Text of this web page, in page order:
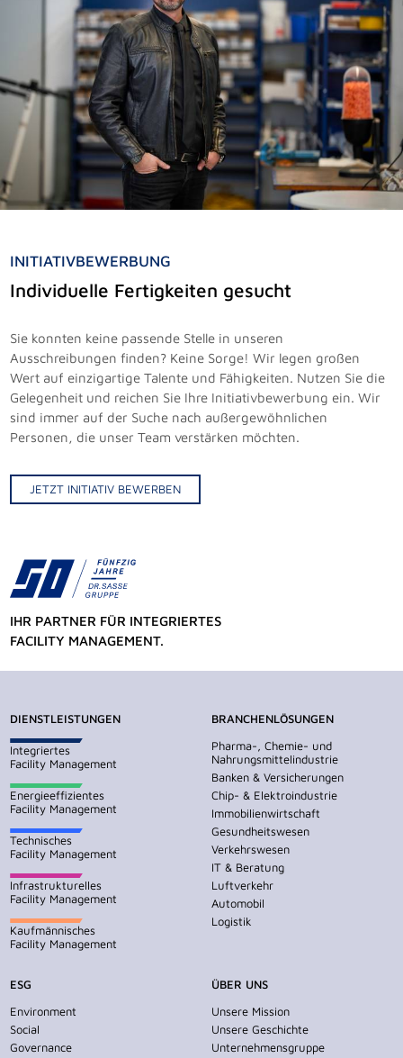
INITIATIVBEWERBUNG
Individuelle Fertigkeiten gesucht
Sie konnten keine passende Stelle in unseren
Ausschreibungen finden? Keine Sorge! Wir legen großen
Wert auf einzigartige Talente und Fähigkeiten. Nutzen Sie die
Gelegenheit und reichen Sie Ihre Initiativbewerbung ein. Wir
sind immer auf der Suche nach außergewöhnlichen
Personen, die unser Team verstärken möchten.
JETZT INITIATIV BEWERBEN
IHR PARTNER FÜR INTEGRIERTES
FACILITY MANAGEMENT.
DIENSTLEISTUNGEN
Integriertes
Facility Management
Energieeffizientes
Facility Management
Technisches
Facility Management
Infrastrukturelles
Facility Management
Kaufmännisches
Facility Management
BRANCHENLÖSUNGEN
Pharma-, Chemie- und
Nahrungsmittelindustrie
Banken & Versicherungen
Chip- & Elektroindustrie
Immobilienwirtschaft
Gesundheitswesen
Verkehrswesen
IT & Beratung
Luftverkehr
Automobil
Logistik
ESG
Environment
Social
Governance
ÜBER UNS
Unsere Mission
Unsere Geschichte
Unternehmensgruppe